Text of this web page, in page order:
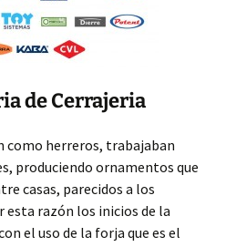
de Cerrajeria
como herreros, trabajaban
produciendo ornamentos que
casas, parecidos a los
esta razón los inicios de la
el uso de la forja que es el